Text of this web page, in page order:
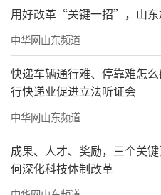
值得一提的是，本
洋发展成就的回顾，
了山东培育海洋新
琊”“问海”等海洋人
宇宙、深海高端装备
地模型等，清晰勾勒
质生产力发展蓝图。
为引领，从传统的
用好改革“关键一招”，山东
中华网山东频道
快递车辆通行难、停靠难怎
行快递业促进立法听证会
中华网山东频道
成果、人才、奖励，三个关
何深化科技体制改革